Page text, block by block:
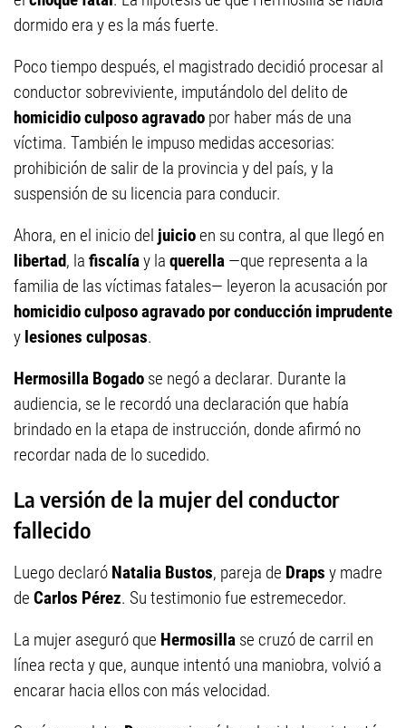
dormido era y es la más fuerte.
Poco tiempo después, el magistrado decidió procesar al
conductor sobreviviente, imputándolo del delito de
homicidio culposo agravado por haber más de una
víctima. También le impuso medidas accesorias:
prohibición de salir de la provincia y del país, y la
suspensión de su licencia para conducir.
Ahora, en el inicio del juicioen su contra, al que llegó en
libertad, la fiscalíay la querella —que representa a la
familia de las víctimas fatales— leyeron la acusación por
homicidio culposo agravado por conducción imprudente
y lesiones culposas.
Hermosilla Bogado se negó a declarar. Durante la
audiencia, se le recordó una declaración que había
brindado en la etapa de instrucción, donde afirmó no
recordar nada de lo sucedido.
La versión de la mujer del conductor
fallecido
Luego declaró Natalia Bustos, pareja de Draps y madre
de Carlos Pérez. Su testimonio fue estremecedor.
La mujer aseguró que Hermosilla se cruzó de carril en
línea recta y que, aunque intentó una maniobra, volvió a
encarar hacia ellos con más velocidad.